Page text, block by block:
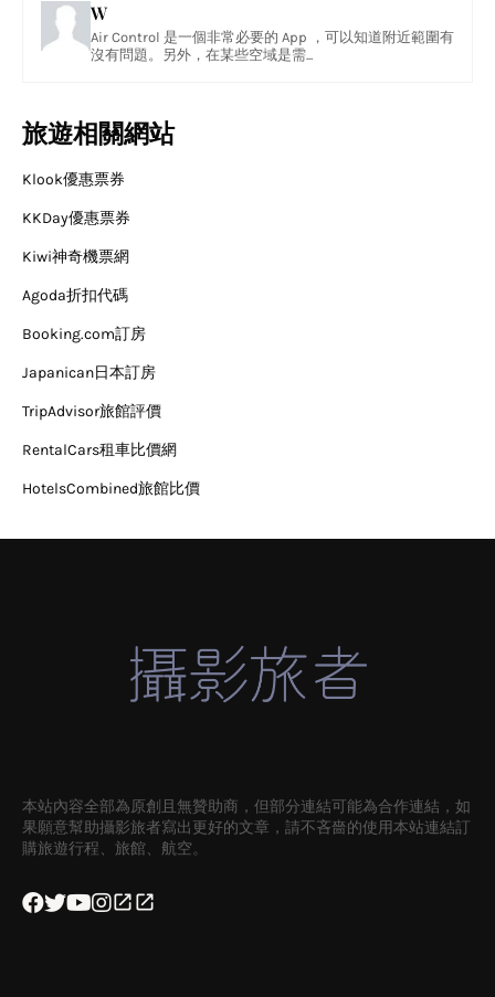
W
Air Control 是一個非常必要的 App ，可以知道附近範圍有
沒有問題。另外，在某些空域是需...
旅遊相關網站
Klook優惠票券
KKDay優惠票券
Kiwi神奇機票網
Agoda折扣代碼
Booking.com訂房
Japanican日本訂房
TripAdvisor旅館評價
RentalCars租車比價網
HotelsCombined旅館比價
本站內容全部為原創且無贊助商，但部分連結可能為合作連結，如
果願意幫助攝影旅者寫出更好的文章，請不吝嗇的使用本站連結訂
購旅遊行程、旅館、航空。